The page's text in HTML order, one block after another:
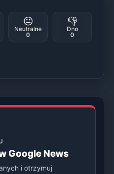
😐
Neutralne
0
👎
Dno
0
Google News
i otrzymuj